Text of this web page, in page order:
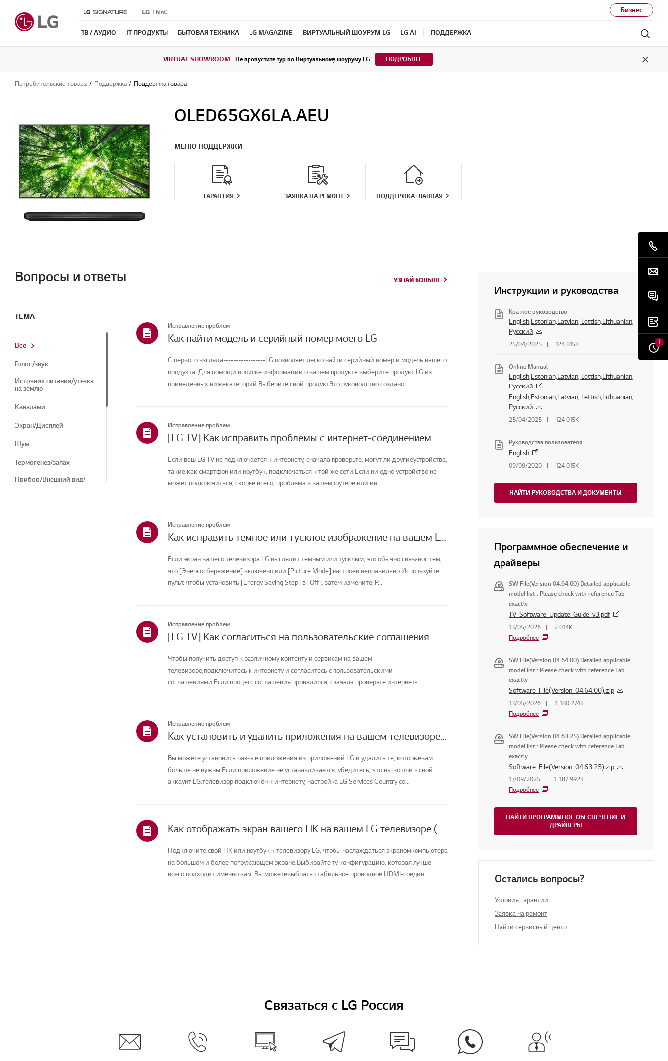
Бизнес
ТВ / АУДИО IT ПРОДУКТЫ БЫТОВАЯ ТЕХНИКА LG MAGAZINE ВИРТУАЛЬНЫЙ ШОУРУМ LG LG AI ПОДДЕРЖКА
VIRTUAL SHOWROOM Не пропустите тур по Виртуальному шоуруму LG ПОДРОБНЕЕ
Close
Потребительские товары Поддержка Поддержка товара
OLED65GX6LA.AEU
МЕНЮ ПОДДЕРЖКИ
ГАРАНТИЯ ЗАЯВКА НА РЕМОНТ ПОДДЕРЖКА ГЛАВНАЯ
Вопросы и ответы УЗНАЙ БОЛЬШЕ
ТЕМА
Все
Голос/звук
Источник питания/утечка
на землю
Каналами
Экран/Дисплей
Шум
Термогенез/запах
Прибор/Внешний вид/
Исправление проблем
Как найти модель и серийный номер моего LG
С первого взгляда-----------------LG позволяет легко найти серийный номер и модель вашего
продукта. Для помощи впоиске информации о вашем продукте выберите продукт LG из
приведённых нижекатегорий.Выберите свой продуктЭто руководство создано...
Исправление проблем
[LG TV] Как исправить проблемы с интернет-соединением
Если ваш LG TV не подключается к интернету, сначала проверьте, могут ли другиеустройства,
такие как смартфон или ноутбук, подключаться к той же сети.Если ни одно устройство не
может подключиться, скорее всего, проблема в вашемроутере или ин...
Исправление проблем
Как исправить тёмное или тусклое изображение на вашем LG телевизоре
Если экран вашего телевизора LG выглядит тёмным или тусклым, это обычно связанос тем,
что [Энергосбережение] включено или [Picture Mode] настроен неправильно.Используйте
пульт, чтобы установить [Energy Saving Step] в [Off], затем измените[P...
Исправление проблем
[LG TV] Как согласиться на пользовательские соглашения
Чтобы получить доступ к различному контенту и сервисам на вашем
телевизоре,подключитесь к интернету и согласитесь с пользовательскими
соглашениями.Если процесс соглашения провалился, сначала проверьте интернет-
Исправление проблем
Как установить и удалить приложения на вашем телевизоре LG
Вы можете установить разные приложения из приложений LG и удалить те, которыевам
больше не нужны.Если приложение не устанавливается, убедитесь, что вы вошли в свой
аккаунт LG,телевизор подключён к интернету, настройка LG Services Country со...
Как отображать экран вашего ПК на вашем LG телевизоре (проводном или беспроводном)
Подключите свой ПК или ноутбук к телевизору LG, чтобы наслаждаться экраномкомпьютера
на большом и более погружающем экране.Выбирайте ту конфигурацию, которая лучше
всего подходит именно вам. Вы можетевыбрать стабильное проводное HDMI-соедин...
УЗНАЙ БОЛЬШЕ
Инструкции и руководства
Краткое руководство
English,Estonian,Latvian, Lettish,Lithuanian,
Русский
25/04/2025 124 015K
Online Manual
English,Estonian,Latvian, Lettish,Lithuanian,
Русский
English,Estonian,Latvian, Lettish,Lithuanian,
Русский
25/04/2025 124 015K
Руководства пользователя
English
09/09/2020 124 015K
НАЙТИ РУКОВОДСТВА И ДОКУМЕНТЫ
Программное обеспечение и
драйверы
SW File(Version 04.64.00) Detailed applicable
model list : Please check with reference Tab
exactly
TV_Software_Update_Guide_v3.pdf
13/05/2026
2 014K
Подробнее
SW File(Version 04.64.00) Detailed applicable
model list : Please check with reference Tab
exactly
Software_File(Version_04.64.00).zip
13/05/2026
1 180 274K
Подробнее
SW File(Version 04.63.25) Detailed applicable
model list : Please check with reference Tab
exactly
Software_File(Version_04.63.25).zip
17/09/2025
1 187 992K
Подробнее
НАЙТИ ПРОГРАММНОЕ ОБЕСПЕЧЕНИЕ И
ДРАЙВЕРЫ
Остались вопросы?
Условия гарантии
Заявка на ремонт
Найти сервисный центр
Связаться с LG Россия
1